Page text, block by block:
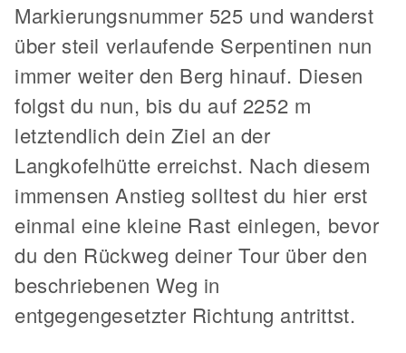
Markierungsnummer 525 und wanderst
über steil verlaufende Serpentinen nun
immer weiter den Berg hinauf. Diesen
folgst du nun, bis du auf 2252 m
letztendlich dein Ziel an der
Langkofelhütte erreichst. Nach diesem
immensen Anstieg solltest du hier erst
einmal eine kleine Rast einlegen, bevor
du den Rückweg deiner Tour über den
beschriebenen Weg in
entgegengesetzter Richtung antrittst.